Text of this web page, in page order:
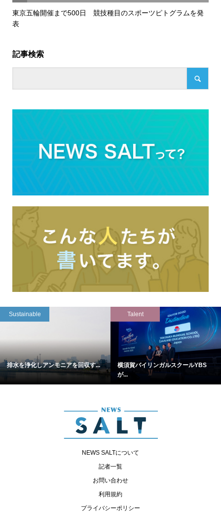
東京五輪開催まで500日 競技種目のスポーツピトグラムを発
表
記事検索
Sustainable
排水を浄化しアンモニアを回収す...
Talent
横須賀バイリンガルスクールYBS
が...
NEWS SALTについて
記者一覧
お問い合わせ
利用規約
プライバシーポリシー